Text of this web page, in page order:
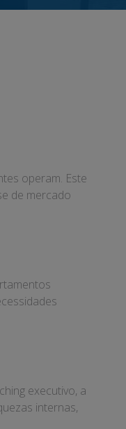
operam. Este
de mercado
executivo, a
internas,